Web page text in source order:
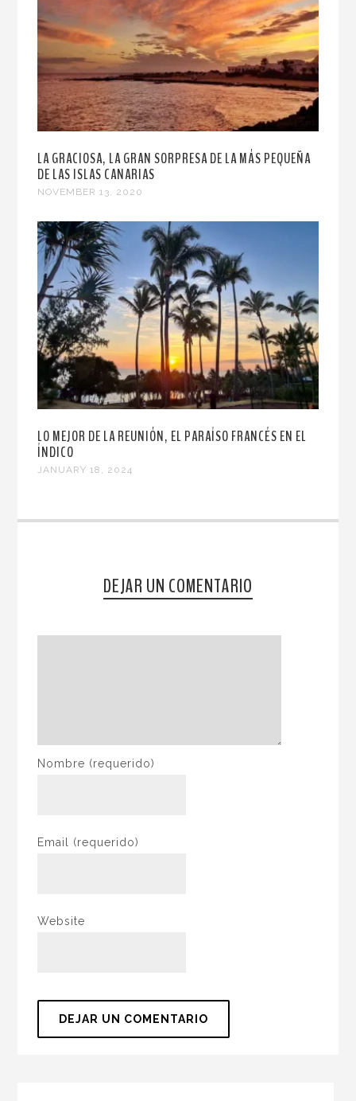
LA GRACIOSA, LA GRAN SORPRESA DE LA MÁS PEQUEÑA
DE LAS ISLAS CANARIAS
NOVEMBER 13, 2020
LO MEJOR DE LA REUNIÓN, EL PARAÍSO FRANCÉS EN EL
ÍNDICO
JANUARY 18, 2024
DEJAR UN COMENTARIO
Nombre (requerido)
Email (requerido)
Website